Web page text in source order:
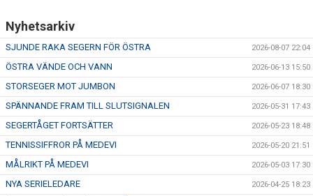
Nyhetsarkiv
SJUNDE RAKA SEGERN FÖR ÖSTRA 2026-08-07 22:04
ÖSTRA VÄNDE OCH VANN 2026-06-13 15:50
STORSEGER MOT JUMBON 2026-06-07 18:30
SPÄNNANDE FRAM TILL SLUTSIGNALEN 2026-05-31 17:43
SEGERTÅGET FORTSÄTTER 2026-05-23 18:48
TENNISSIFFROR PÅ MEDEVI 2026-05-20 21:51
MÅLRIKT PÅ MEDEVI 2026-05-03 17:30
NYA SERIELEDARE 2026-04-25 18:23